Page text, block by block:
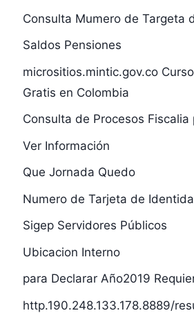
Consulta Mumero de Targeta
Saldos Pensiones
micrositios.mintic.gov.co
Gratis en Colombia
Consulta de Procesos Fiscalia
Ver Información
Que Jornada Quedo
Numero de Tarjeta de
Sigep Servidores Públicos
Ubicacion Interno
para Declarar Año2019
http.190.248.133.178.8889/